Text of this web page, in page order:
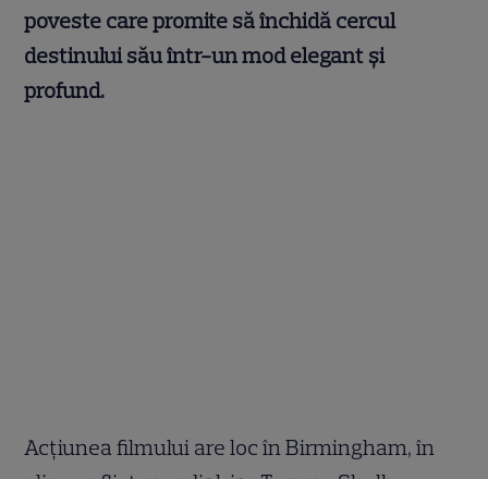
poveste care promite să închidă cercul
destinului său într-un mod elegant și
profund.
Acțiunea filmului are loc în Birmingham, în